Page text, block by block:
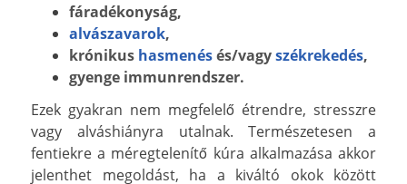
fáradékonyság,
alvászavarok,
krónikus hasmenésés/vagyszékrekedés,
gyenge immunrendszer.
Ezek gyakran nem megfelelő étrendre, stresszre
vagy alváshiányra utalnak. Természetesen a
fentiekre a méregtelenítő kúra alkalmazása akkor
jelenthet megoldást, ha a kiváltó okok között